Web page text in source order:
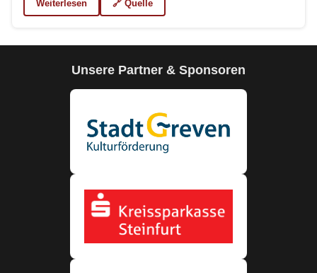
Weiterlesen 🔗 Quelle
Unsere Partner & Sponsoren